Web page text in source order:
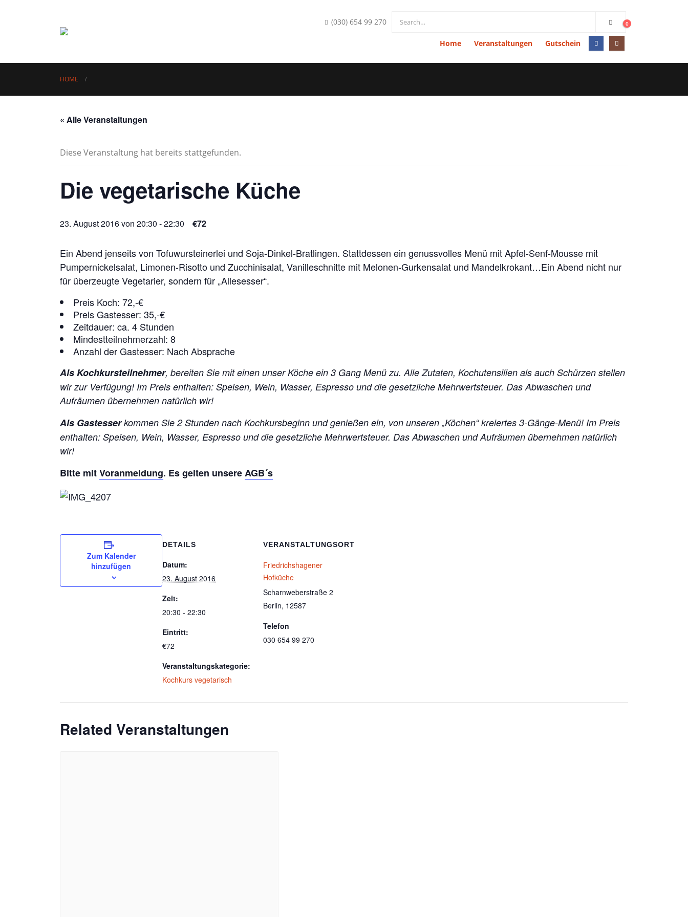
(030) 654 99 270 0
Home Veranstaltungen Gutschein
HOME
« Alle Veranstaltungen
Diese Veranstaltung hat bereits stattgefunden.
Die vegetarische Küche
23. August 2016 von 20:30 -22:30 €72
Ein Abend jenseits von Tofuwursteinerlei und Soja-Dinkel-Bratlingen. Stattdessen ein genussvolles Menü mit Apfel-Senf-Mousse mit
Pumpernickelsalat, Limonen-Risotto und Zucchinisalat, Vanilleschnitte mit Melonen-Gurkensalat und Mandelkrokant…Ein Abend nicht nur
für überzeugte Vegetarier, sondern für „Allesesser“.
Preis Koch: 72,-€
Preis Gastesser: 35,-€
Zeitdauer: ca. 4 Stunden
Mindestteilnehmerzahl: 8
Anzahl der Gastesser: Nach Absprache
Als Kochkursteilnehmer, bereiten Sie mit einen unser Köche ein 3 Gang Menü zu. Alle Zutaten, Kochutensilien als auch Schürzen stellen
wir zur Verfügung! Im Preis enthalten: Speisen, Wein, Wasser, Espresso und die gesetzliche Mehrwertsteuer. Das Abwaschen und
Aufräumen übernehmen natürlich wir!
Als Gastesserkommen Sie 2 Stunden nach Kochkursbeginn und genießen ein, von unseren „Köchen“ kreiertes 3-Gänge-Menü! Im Preis
enthalten: Speisen, Wein, Wasser, Espresso und die gesetzliche Mehrwertsteuer. Das Abwaschen und Aufräumen übernehmen natürlich
wir!
Bitte mitVoranmeldung. Es gelten unsereAGB´s
Zum Kalender
hinzufügen
DETAILS
Datum:
23. August 2016
Zeit:
20:30 - 22:30
Eintritt:
€72
Veranstaltungskategorie:
Kochkurs vegetarisch
VERANSTALTUNGSORT
Friedrichshagener
Hofküche
Scharnweberstraße 2
Berlin, 12587
Telefon
030 654 99 270
Related Veranstaltungen